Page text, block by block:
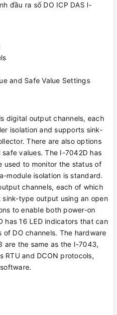
đầu ra số DO ICP DAS I-
and Safe Value Settings
digital output channels, each
isolation and supports sink-
There are also options
values. The I-7042D has
used to monitor the status of
module isolation is standard.
channels, each of which
type output using an open
to enable both power-on
has 16 LED indicators that can
DO channels. The hardware
are the same as the I-7043,
RTU and DCON protocols,